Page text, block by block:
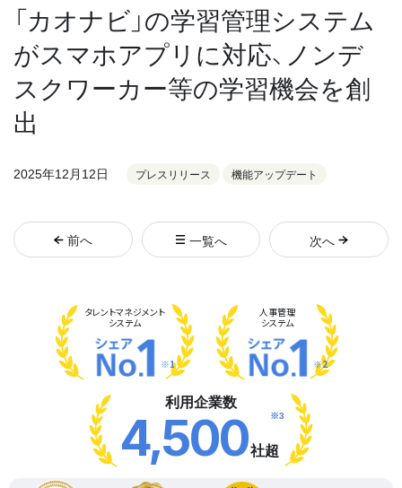
「カオナビ」の学習管理システム
がスマホアプリに対応、ノンデ
スクワーカー等の学習機会を創
出
2025年12月12日 プレスリリース 機能アップデート
前へ 一覧へ 次へ
タレントマネジメント
システム
※1
人事管理
システム
※2
利用企業数
4,500社超
※3